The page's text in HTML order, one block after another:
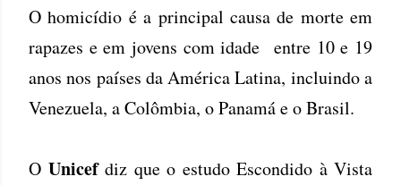
O homicídio é a principal causa de morte em
rapazes e em jovens com idade entre 10 e 19
anos nos países da América Latina, incluindo a
Venezuela, a Colômbia, o Panamá e o Brasil.
O Unicefdiz que o estudo Escondido à Vista